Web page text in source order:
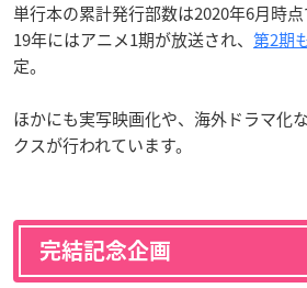
単行本の累計発行部数は2020年6月時
19年にはアニメ1期が放送され、 第2期
定。
ほかにも実写映画化や、海外ドラマ化
クスが行われています。
完結記念企画